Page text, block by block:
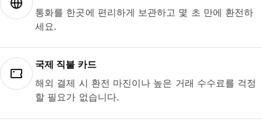
통화를 한곳에 편리하게 보관하고 몇 초 만에 환전하
세요.
국제 직불 카드
해외 결제 시 환전 마진이나 높은 거래 수수료를 걱정
할 필요가 없습니다.